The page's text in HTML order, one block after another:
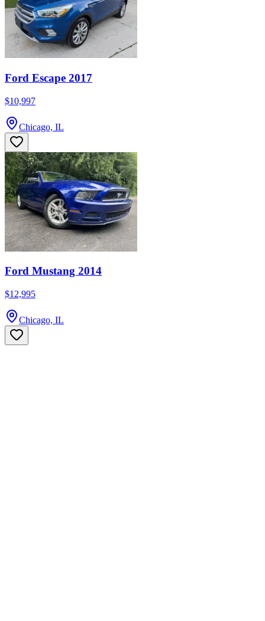
Ford Escape 2017
$10,997
Chicago, IL
Ford Mustang 2014
$12,995
Chicago, IL